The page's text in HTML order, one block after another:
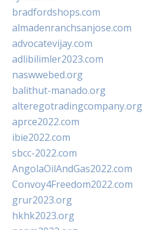
bradfordshops.com
almadenranchsanjose.com
advocatevijay.com
adlibilimler2023.com
naswwebed.org
balithut-manado.org
alteregotradingcompany.org
aprce2022.com
ibie2022.com
sbcc-2022.com
AngolaOilAndGas2022.com
Convoy4Freedom2022.com
grur2023.org
hkhk2023.org